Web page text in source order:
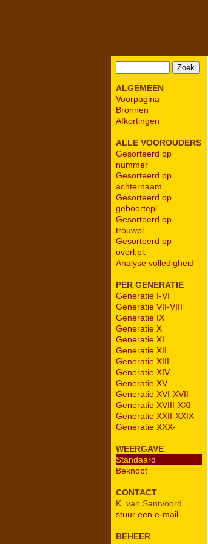
ALGEMEEN
Voorpagina
Bronnen
Afkortingen
ALLE VOOROUDERS
Gesorteerd op
nummer
Gesorteerd op
achternaam
Gesorteerd op
geboortepl.
Gesorteerd op
trouwpl.
Gesorteerd op
overl.pl.
Analyse volledigheid
PER GENERATIE
Generatie I-VI
Generatie VII-VIII
Generatie IX
Generatie X
Generatie XI
Generatie XII
Generatie XIII
Generatie XIV
Generatie XV
Generatie XVI-XVII
Generatie XVIII-XXI
Generatie XXII-XXIX
Generatie XXX-
WEERGAVE
Standaard
Beknopt
CONTACT
K. van Santvoord
stuur een e-mail
BEHEER